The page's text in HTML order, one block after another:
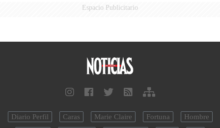
Espacio Publicitario
Diario Perfil Caras Marie Claire Fortuna Hombre